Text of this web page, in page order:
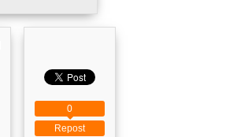
Repost
0